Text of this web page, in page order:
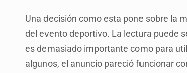
Una decisión como esta pone sobre la
del evento deportivo. La lectura puede
es demasiado importante como para
algunos, el anuncio pareció funcionar